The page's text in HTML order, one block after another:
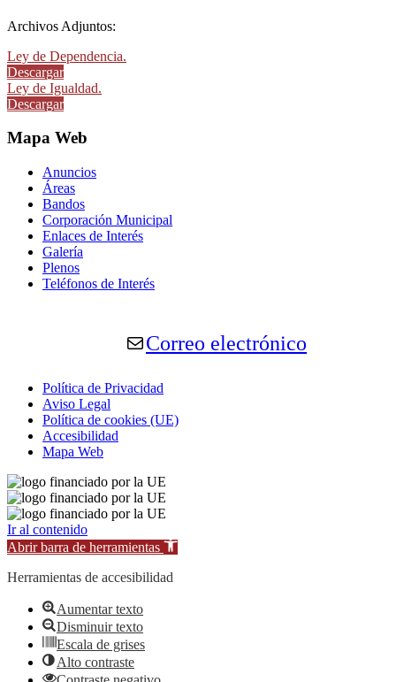
Archivos Adjuntos:
Ley de Dependencia.
Descargar
Ley de Igualdad.
Descargar
Mapa Web
Anuncios
Áreas
Bandos
Corporación Municipal
Enlaces de Interés
Galería
Plenos
Teléfonos de Interés
Correo electrónico
Política de Privacidad
Aviso Legal
Política de cookies (UE)
Accesibilidad
Mapa Web
Ir al contenido
Abrir barra de herramientas
Herramientas de accesibilidad
Aumentar texto
Disminuir texto
Escala de grises
Alto contraste